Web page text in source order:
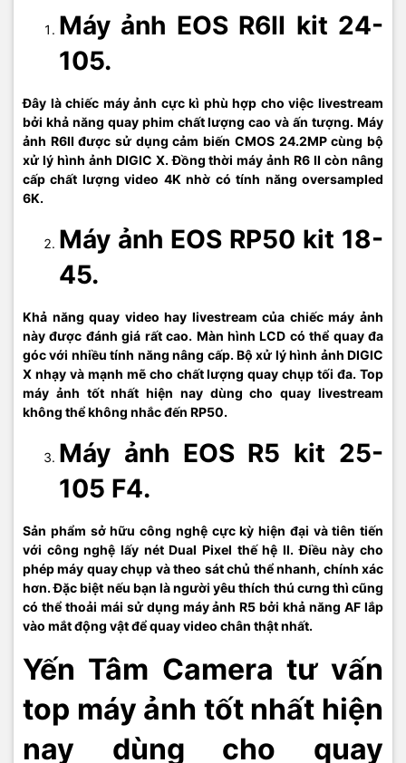
Máy ảnh EOS R6II kit 24-
105.
Đây là chiếc máy ảnh cực kì phù hợp cho việc livestream
bởi khả năng quay phim chất lượng cao và ấn tượng. Máy
ảnh R6II được sử dụng cảm biến CMOS 24.2MP cùng bộ
xử lý hình ảnh DIGIC X. Đồng thời máy ảnh R6 II còn nâng
cấp chất lượng video 4K nhờ có tính năng oversampled
6K.
Máy ảnh EOS RP50 kit 18-
45.
Khả năng quay video hay livestream của chiếc máy ảnh
này được đánh giá rất cao. Màn hình LCD có thể quay đa
góc với nhiều tính năng nâng cấp. Bộ xử lý hình ảnh DIGIC
X nhạy và mạnh mẽ cho chất lượng quay chụp tối đa. Top
máy ảnh tốt nhất hiện nay dùng cho quay livestream
không thể không nhắc đến RP50.
Máy ảnh EOS R5 kit 25-
105 F4.
Sản phẩm sở hữu công nghệ cực kỳ hiện đại và tiên tiến
với công nghệ lấy nét Dual Pixel thế hệ II. Điều này cho
phép máy quay chụp và theo sát chủ thể nhanh, chính xác
hơn. Đặc biệt nếu bạn là người yêu thích thú cưng thì cũng
có thể thoải mái sử dụng máy ảnh R5 bởi khả năng AF lắp
vào mắt động vật để quay video chân thật nhất.
Yến Tâm Camera tư vấn
top máy ảnh tốt nhất hiện
nay dùng cho quay